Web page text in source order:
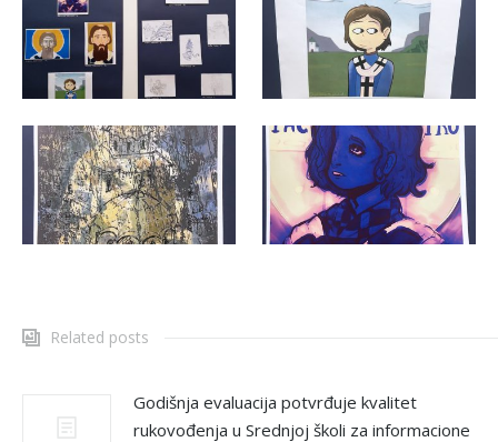
Related posts
Godišnja evaluacija potvrđuje kvalitet
rukovođenja u Srednjoj školi za informacione